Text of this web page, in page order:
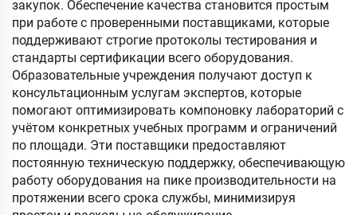
закупок. Обеспечение качества становится простым
при работе с проверенными поставщиками, которые
поддерживают строгие протоколы тестирования и
стандарты сертификации всего оборудования.
Образовательные учреждения получают доступ к
консультационным услугам экспертов, которые
помогают оптимизировать компоновку лабораторий с
учётом конкретных учебных программ и ограничений
по площади. Эти поставщики предоставляют
постоянную техническую поддержку, обеспечивающую
работу оборудования на пике производительности на
протяжении всего срока службы, минимизируя